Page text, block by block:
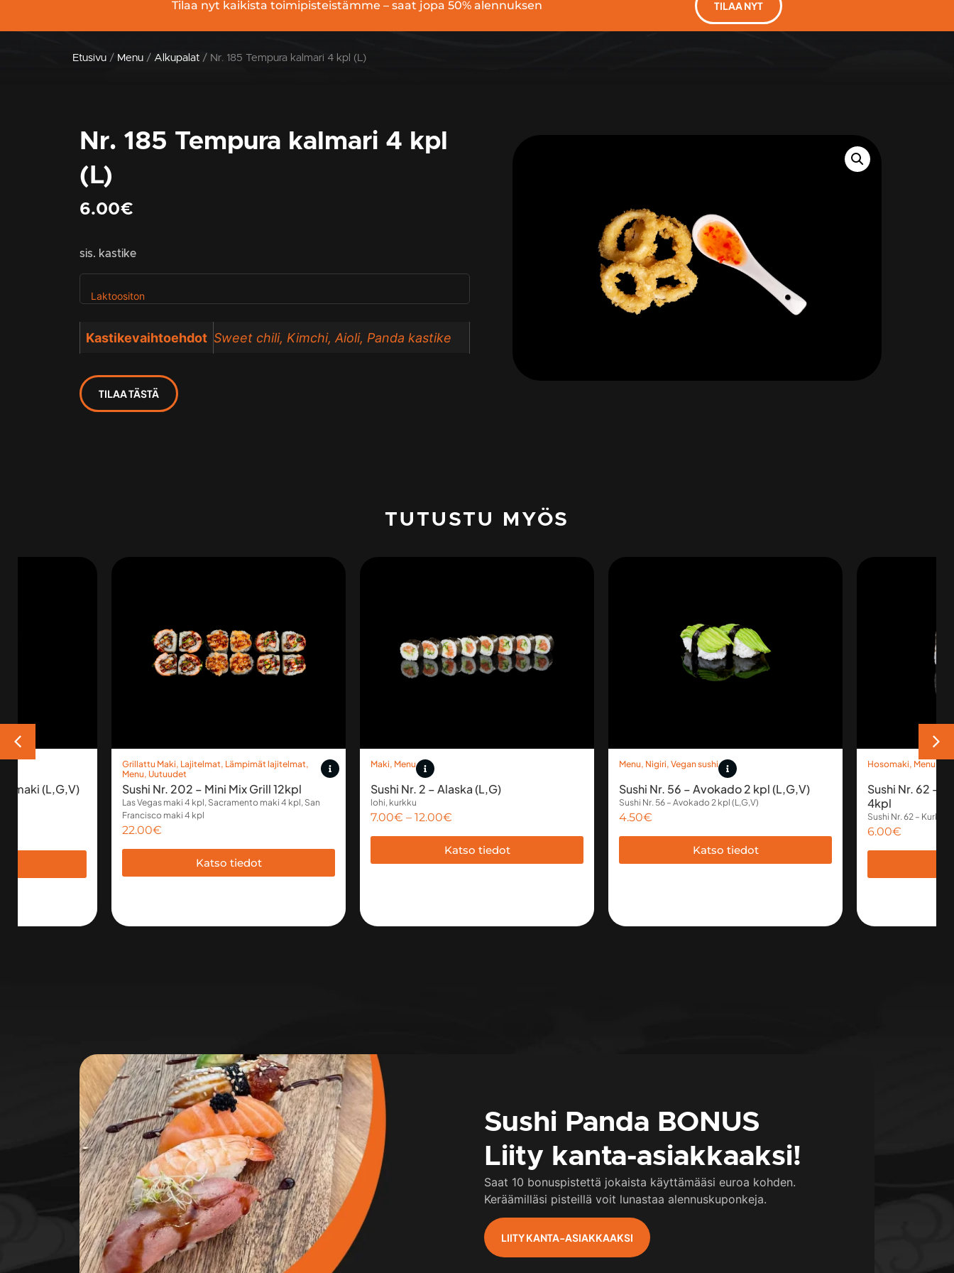
Tilaa nyt kaikista toimipisteistämme – saat jopa 50% alennuksen TILAA NYT
Etusivu / Menu / Alkupalat / Nr. 185 Tempura kalmari 4 kpl (L)
Nr. 185 Tempura kalmari 4 kpl
(L)
6.00€
sis. kastike
Laktoositon
Kastikevaihtoehdot Sweet chili, Kimchi, Aioli, Panda kastike
TILAA TÄSTÄ
TUTUSTU MYÖS
(L,G,V)
Grillattu Maki, Lajitelmat, Lämpimät lajitelmat,
Menu, Uutuudet
Sushi Nr. 202 – Mini Mix Grill 12kpl
Las Vegas maki 4 kpl, Sacramento maki 4 kpl, San
Francisco maki 4 kpl
22.00€
Katso tiedot
Maki, Menu
Sushi Nr. 2 – Alaska (L,G)
lohi, kurkku
7.00€ – 12.00€
Katso tiedot
Menu, Nigiri, Vegan sushi
Sushi Nr. 56 – Avokado 2 kpl (L,G,V)
Sushi Nr. 56 – Avokado 2 kpl (L,G,V)
4.50€
Katso tiedot
Hosomaki, Menu
Sushi Nr. 62 –
4kpl
Sushi Nr. 62 – Kurkku
6.00€
Sushi Panda BONUS
Liity kanta-asiakkaaksi!
Saat 10 bonuspistettä jokaista käyttämääsi euroa kohden.
Keräämilläsi pisteillä voit lunastaa alennuskuponkeja.
LIITY KANTA-ASIAKKAAKSI